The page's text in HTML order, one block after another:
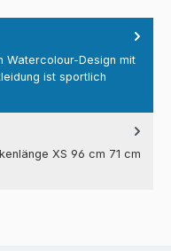
Watercolour-Design mit
ist sportlich
XS 96 cm 71 cm